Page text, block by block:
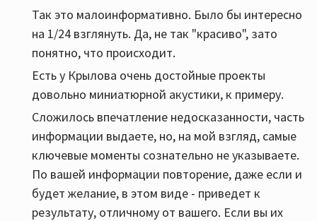
Так это малоинформативно. Было бы интересно
на 1/24 взглянуть. Да, не так "красиво", зато
понятно, что происходит.
Есть у Крылова очень достойные проекты
довольно миниатюрной акустики, к примеру.
Сложилось впечатление недосказанности, часть
информации выдаете, но, на мой взгляд, самые
ключевые моменты сознательно не указываете.
По вашей информации повторение, даже если и
будет желание, в этом виде - приведет к
результату, отличному от вашего. Если вы их